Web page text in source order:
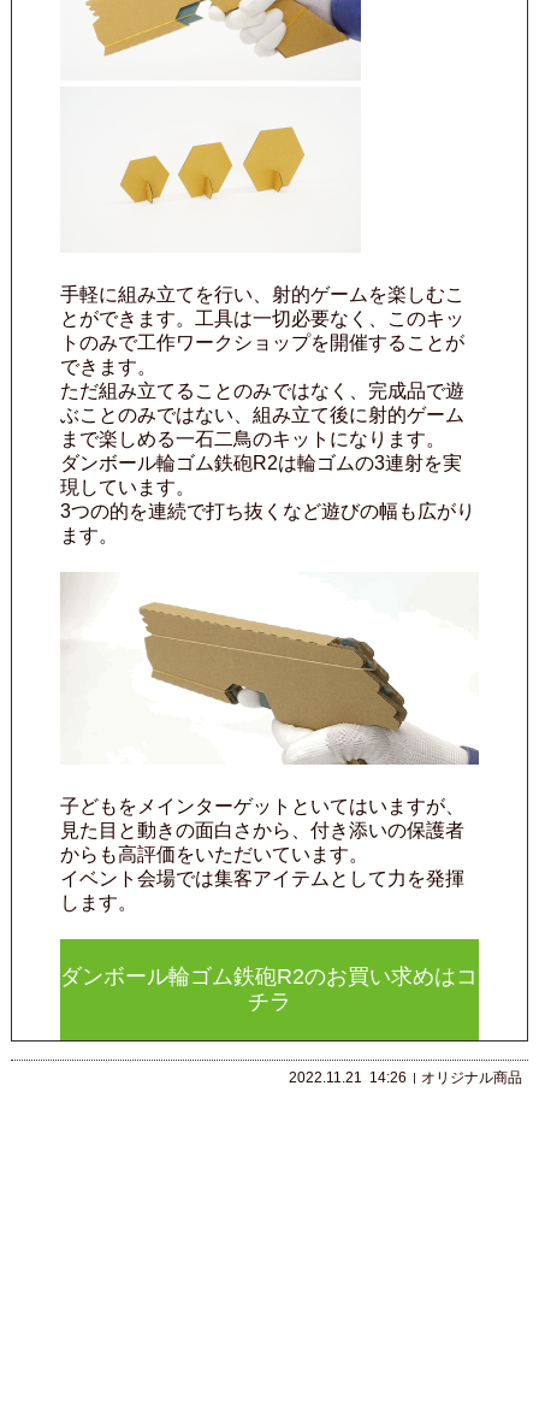
手軽に組み立てを行い、射的ゲームを楽しむこ
とができます。工具は一切必要なく、このキッ
トのみで工作ワークショップを開催することが
できます。
ただ組み立てることのみではなく、完成品で遊
ぶことのみではない、組み立て後に射的ゲーム
まで楽しめる一石二鳥のキットになります。
ダンボール輪ゴム鉄砲R2は輪ゴムの3連射を実
現しています。
3つの的を連続で打ち抜くなど遊びの幅も広がり
ます。
子どもをメインターゲットといてはいますが、
見た目と動きの面白さから、付き添いの保護者
からも高評価をいただいています。
イベント会場では集客アイテムとして力を発揮
します。
ダンボール輪ゴム鉄砲R2のお買い求めはコ
チラ
2022.11.21 14:26 オリジナル商品